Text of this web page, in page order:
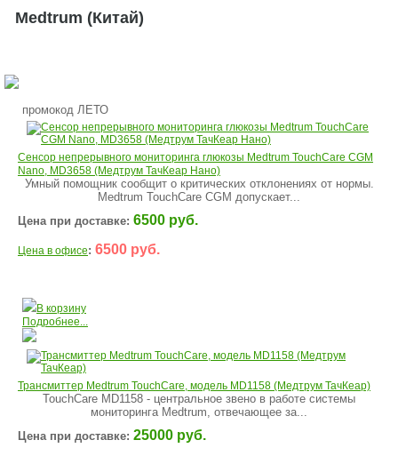
Medtrum (Китай)
промокод ЛЕТО
Сенсор непрерывного мониторинга глюкозы Medtrum TouchCare CGM
Nano, MD3658 (Медтрум ТачКеар Нано)
Умный помощник сообщит о критических отклонениях от нормы.
Medtrum TouchCare CGM допускает...
Цена при доставке: 6500 руб.
Цена в офисе: 6500 руб.
В корзину
Подробнее...
Трансмиттер Medtrum TouchCare, модель MD1158 (Медтрум ТачКеар)
TouchCare MD1158 - центральное звено в работе системы
мониторинга Medtrum, отвечающее за...
Цена при доставке: 25000 руб.